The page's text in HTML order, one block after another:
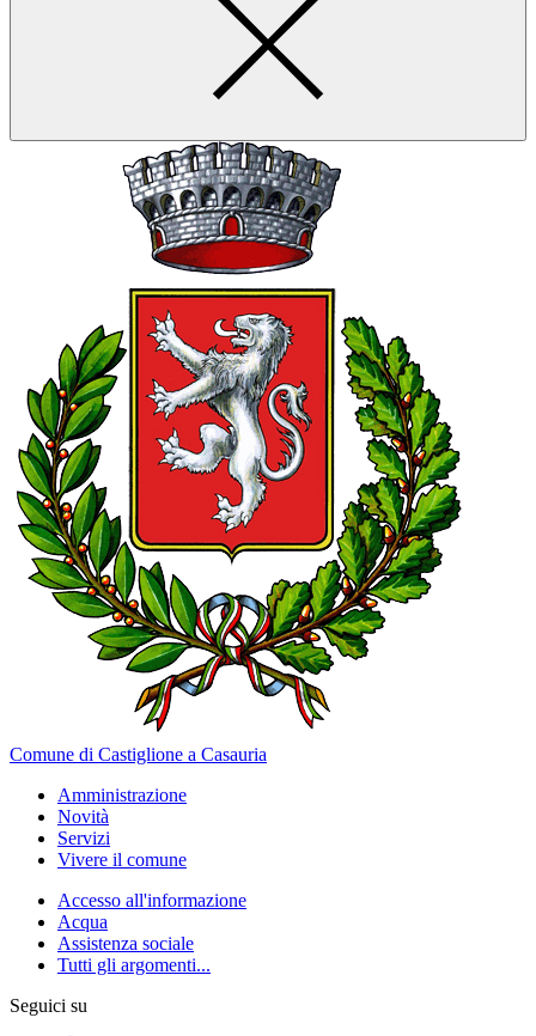
Comune di Castiglione a Casauria
Amministrazione
Novità
Servizi
Vivere il comune
Accesso all'informazione
Acqua
Assistenza sociale
Tutti gli argomenti...
Seguici su